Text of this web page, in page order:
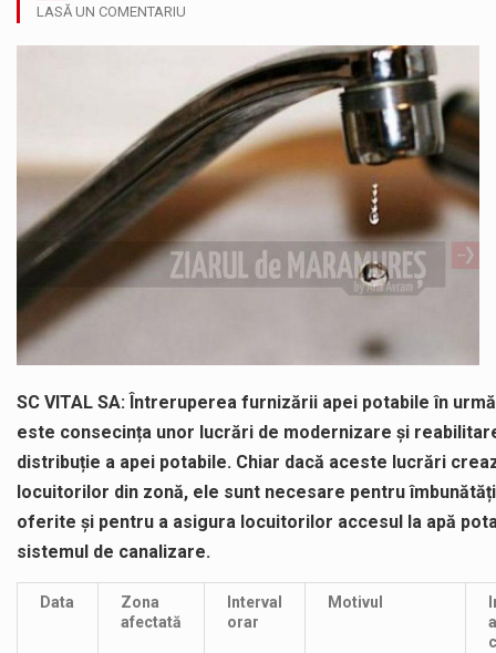
În cadrul lucrărilor de repoziționare și modernizare la rețeaua de distribuție a apei potabile, pentru îmbunătățirea serviciilor furnizate utilizatorilor noștri,…
Suntem în plină vară și nimic nu e mai frumos decat să ai locuința plină de flori proaspete și plante…
Interval de valabilitate: 05 august, ora 10.00 – 09 august, ora 10.00 /Fenomene vizate: val de căldură, caniculă, temperaturi extreme,…
Temperaturile ridicate constituie factori agresivi asupra sănătăţii, extrem de nocivi, ce pot deregla echilibrul organismului. Prea multă căldură nu este…
LASĂ UN COMENTARIU
SC VITAL SA: Întreruperea furnizării apei potabile în
este consecința unor lucrări de modernizare și
distribuție a apei potabile. Chiar dacă aceste lucrări
locuitorilor din zonă, ele sunt necesare pentru
oferite și pentru a asigura locuitorilor accesul la apă
sistemul de canalizare.
Data
Zona
afectată
Interval
orar
Motivul